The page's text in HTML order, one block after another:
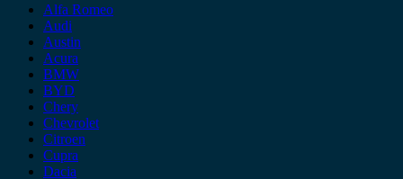
Alfa Romeo
Audi
Austin
Acura
BMW
BYD
Chery
Chevrolet
Citroen
Cupra
Dacia